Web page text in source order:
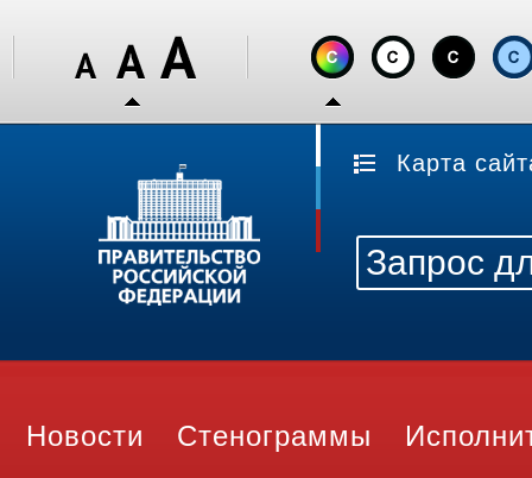
Карта
Новости Стенограммы